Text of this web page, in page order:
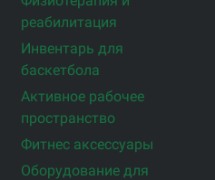
реабилитация
Инвентарь для
баскетбола
Активное рабочее
пространство
Фитнес аксессуары
Оборудование для